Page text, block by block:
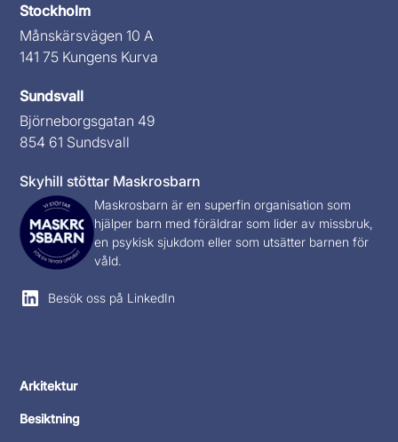
Stockholm
Månskärsvägen 10 A
141 75 Kungens Kurva
Sundsvall
Björneborgsgatan 49
854 61 Sundsvall
Skyhill stöttar Maskrosbarn
Maskrosbarn är en superfin organisation som
hjälper barn med föräldrar som lider av missbruk,
en psykisk sjukdom eller som utsätter barnen för
våld.
Besök oss på LinkedIn
Arkitektur
Besiktning